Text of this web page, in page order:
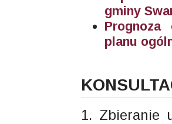
gminy
planu
1. Zbieranie